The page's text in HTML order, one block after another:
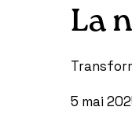
La
5 mai